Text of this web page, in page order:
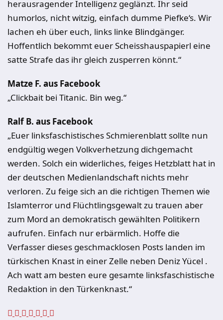
herausragender Intelligenz geglänzt. Ihr seid
humorlos, nicht witzig, einfach dumme Piefke‘s. Wir
lachen eh über euch, links linke Blindgänger.
Hoffentlich bekommt euer Scheisshauspapierl eine
satte Strafe das ihr gleich zusperren könnt.“
Matze F. aus Facebook
„Clickbait bei Titanic. Bin weg.“
Ralf B. aus Facebook
„Euer linksfaschistisches Schmierenblatt sollte nun
endgültig wegen Volkverhetzung dichgemacht
werden. Solch ein widerliches, feiges Hetzblatt hat in
der deutschen Medienlandschaft nichts mehr
verloren. Zu feige sich an die richtigen Themen wie
Islamterror und Flüchtlingsgewalt zu trauen aber
zum Mord an demokratisch gewählten Politikern
aufrufen. Einfach nur erbärmlich. Hoffe die
Verfasser dieses geschmacklosen Posts landen im
türkischen Knast in einer Zelle neben Deniz Yücel .
Ach watt am besten eure gesamte linksfaschistische
Redaktion in den Türkenknast.“